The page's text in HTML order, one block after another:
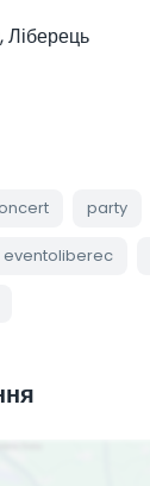
Ліберець
party
eventoliberec